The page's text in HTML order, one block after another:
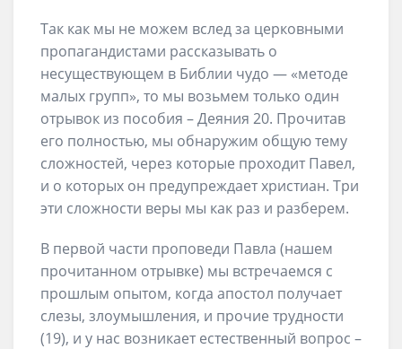
Так как мы не можем вслед за церковными
пропагандистами рассказывать о
несуществующем в Библии чудо — «методе
малых групп», то мы возьмем только один
отрывок из пособия – Деяния 20. Прочитав
его полностью, мы обнаружим общую тему
сложностей, через которые проходит Павел,
и о которых он предупреждает христиан. Три
эти сложности веры мы как раз и разберем.
В первой части проповеди Павла (нашем
прочитанном отрывке) мы встречаемся с
прошлым опытом, когда апостол получает
слезы, злоумышления, и прочие трудности
(19), и у нас возникает естественный вопрос –